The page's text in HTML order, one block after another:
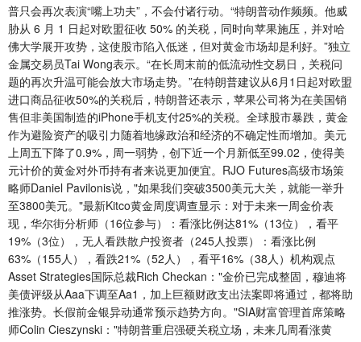
普只会再次表演“嘴上功夫”，不会付诸行动。“特朗普动作频频。他威
胁从 6 月 1 日起对欧盟征收 50% 的关税，同时向苹果施压，并对哈
佛大学展开攻势，这使股市陷入低迷，但对黄金市场却是利好。”独立
金属交易员Tai Wong表示。“在长周末前的低流动性交易日，关税问
题的再次升温可能会放大市场走势。”在特朗普建议从6月1日起对欧盟
进口商品征收50%的关税后，特朗普还表示，苹果公司将为在美国销
售但非美国制造的iPhone手机支付25%的关税。全球股市暴跌，黄金
作为避险资产的吸引力随着地缘政治和经济的不确定性而增加。美元
上周五下降了0.9%，周一弱势，创下近一个月新低至99.02，使得美
元计价的黄金对外币持有者来说更加便宜。RJO Futures高级市场策
略师Daniel Pavilonis说，"如果我们突破3500美元大关，就能一举升
至3800美元。"最新Kitco黄金周度调查显示：对于未来一周金价表
现，华尔街分析师（16位参与）：看涨比例达81%（13位），看平
19%（3位），无人看跌散户投资者（245人投票）：看涨比例
63%（155人），看跌21%（52人），看平16%（38人）机构观点
Asset Strategies国际总裁Rich Checkan："金价已完成整固，穆迪将
美债评级从Aaa下调至Aa1，加上巨额财政支出法案即将通过，都将助
推涨势。长假前金银异动通常预示趋势方向。"SIA财富管理首席策略
师Colin Cieszynski："特朗普重启强硬关税立场，未来几周看涨黄